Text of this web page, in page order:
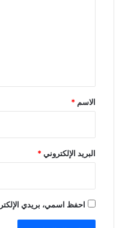
*
الاسم *
البريد الإلكتروني*
احفظ اسمي، بريدي